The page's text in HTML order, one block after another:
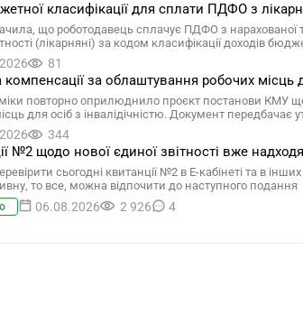
класифікації для сплати ПДФО з
що роботодавець сплачує ПДФО з нарахованої
(лікарняні) за кодом класифікації доходів
81
за облаштування робочих місць
повторно оприлюднило проєкт постанови КМУ
для осіб з інвалідічністю. Документ
344
№2 щодо нової єдиної звітності вже
сьогодні квитанції №2 в Е-кабінеті та в
то все, можна відпочити до наступного подання
06.08.2026 2 926 4